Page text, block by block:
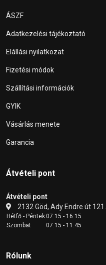
ÁSZF
Adatkezelési tájékoztató
Elállási nyilatkozat
Fizetési módok
Szállítási információk
GYIK
Vásárlás menete
Garancia
Átvételi pont
Átvételi pont
2132 Göd, Ady Endre út 121.
Hétfő - Péntek07:15 - 16:15
Szombat
07:15 - 11:45
Rólunk